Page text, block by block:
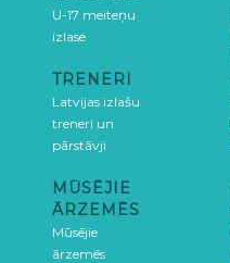
U-17 meiteņu
izlase
TRENERI
Latvijas izlašu
treneri un
pārstāvji
MŪSĒJIE
ĀRZEMĒS
Mūsējie
ārzemēs